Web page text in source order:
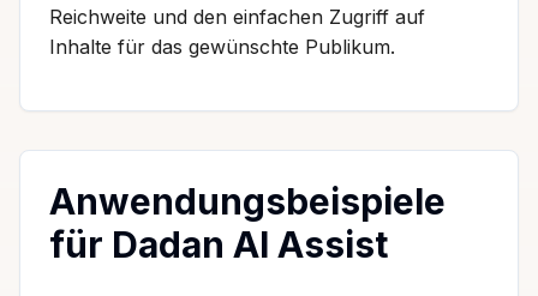
Reichweite und den einfachen Zugriff auf
Inhalte für das gewünschte Publikum.
Anwendungsbeispiele
für Dadan AI Assist